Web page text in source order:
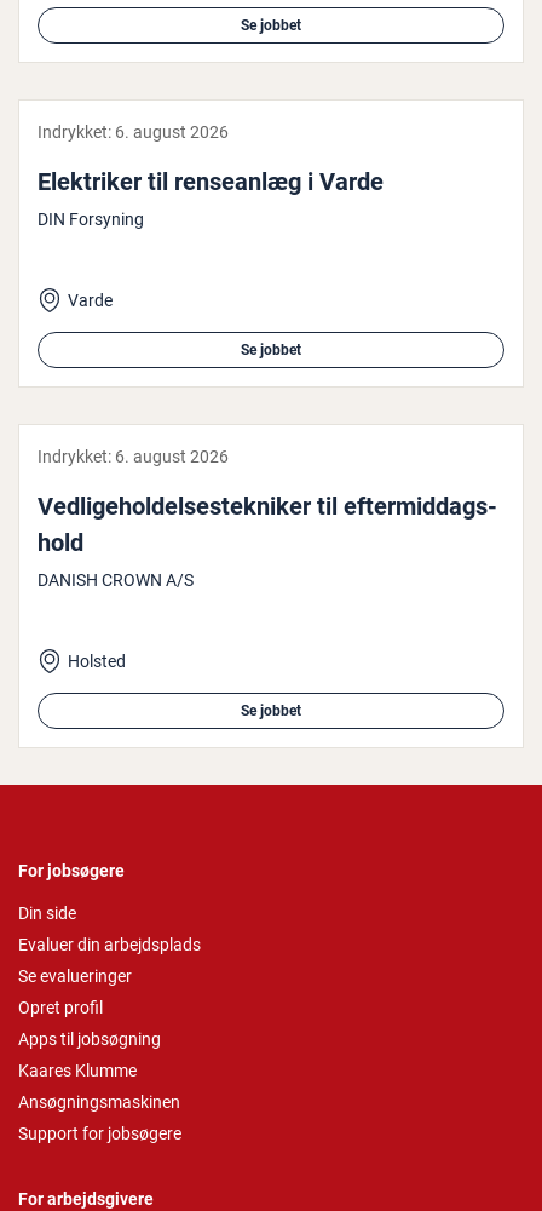
Se jobbet
Indrykket: 6. august 2026
Elek­tri­ker til ren­se­an­læg i Varde
DIN Forsyning
Varde
Se jobbet
Indrykket: 6. august 2026
Ved­li­ge­hol­del­ses­tek­ni­ker til ef­ter­mid­dags­
hold
DANISH CROWN A/S
Holsted
Se jobbet
For jobsøgere
Din side
Evaluer din arbejdsplads
Se evalueringer
Opret profil
Apps til jobsøgning
Kaares Klumme
Ansøgningsmaskinen
Support for jobsøgere
For arbejdsgivere